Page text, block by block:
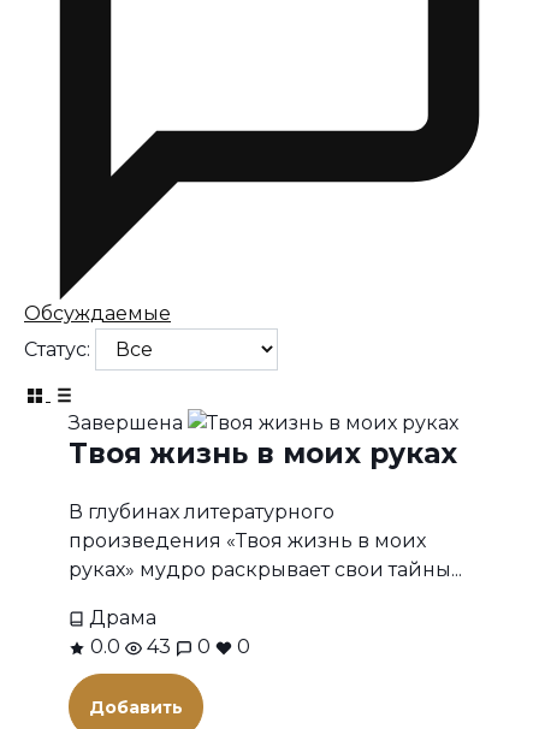
Обсуждаемые
Статус:
Завершена
Твоя жизнь в моих руках
В глубинах литературного
произведения «Твоя жизнь в моих
руках» мудро раскрывает свои тайны...
Драма
0.0
43 0 0
Добавить